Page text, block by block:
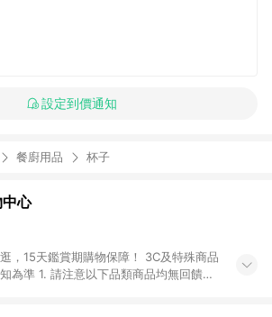
設定到價通知
餐廚用品 杯子
心
，15天鑑賞期購物保障！ 3C及特殊商品
品均無回饋：